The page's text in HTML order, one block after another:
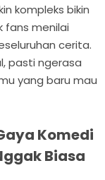
kompleks bikin
fans menilai
cerita.
pasti ngerasa
yang baru mau
Komedi
Biasa